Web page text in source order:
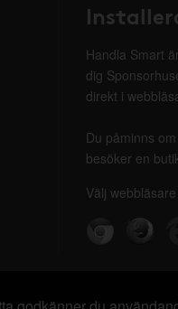
Handla Smart
dig
direkt i
Du påminns
besöker en
Välj